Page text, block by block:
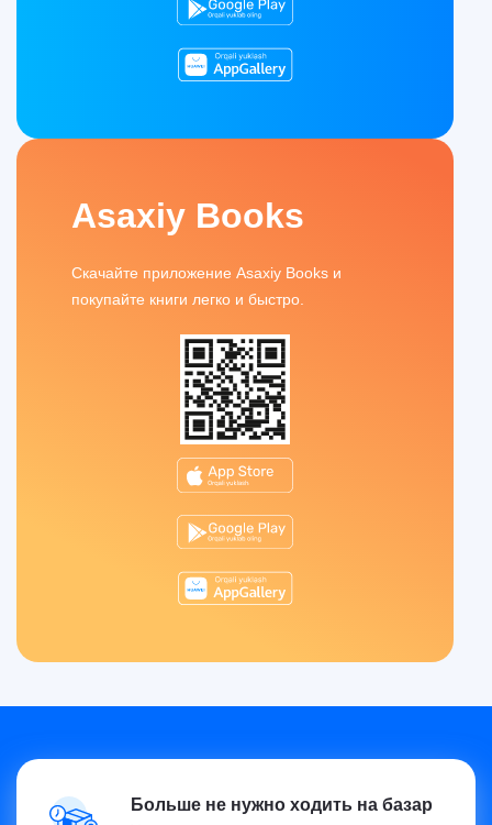
Asaxiy Books
Скачайте приложение Asaxiy Books и
покупайте книги легко и быстро.
Больше не нужно ходить на базар